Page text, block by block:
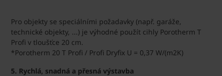
Pro objekty se speciálními požadavky (např. garáže,
technické objekty, ...) je výhodné použít cihly Porotherm T
Profi v tloušťce 20 cm.
*Porotherm 20 T Profi / Profi Dryfix U = 0,37 W/(m2K)
5. Rychlá, snadná a přesná výstavba